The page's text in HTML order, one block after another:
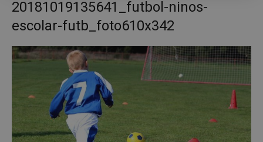
20181019135641_futbol-ninos-
escolar-futb_foto610x342